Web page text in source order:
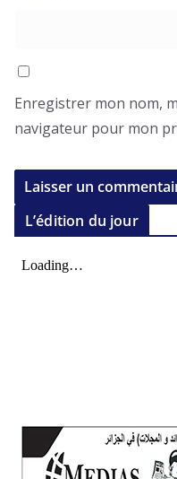
Enregistrer mon nom,
navigateur pour mon
L’édition du jour